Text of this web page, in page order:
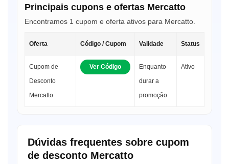
Principais cupons e ofertas Mercatto
Encontramos 1 cupom e oferta ativos para Mercatto.
Oferta Código / Cupom Validade Status
Cupom de
Desconto
Mercatto
Ver Código
Enquanto
durar a
promoção
Ativo
Dúvidas frequentes sobre cupom
de desconto Mercatto